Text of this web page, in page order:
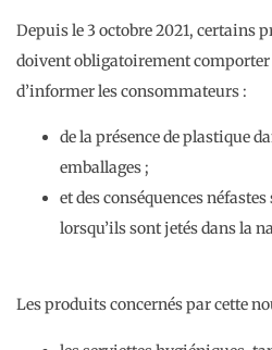
Depuis le 3 octobre 2021, certains
doivent obligatoirement
d’informer les consommateurs :
de la présence de plastique
emballages ;
et des conséquences
lorsqu’ils sont jetés dans la
Les produits concernés par cette